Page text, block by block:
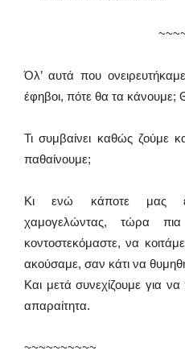
Όλ’ αυτά που
έφηβοι, πότε θα τα κάνουμε;
Τι συμβαίνει καθώς ζούμε
παθαίνουμε;
Κι ενώ κάποτε μας
χαμογελώντας, τώρα
κοντοστεκόμαστε, να
ακούσαμε, σαν κάτι να
Και μετά συνεχίζουμε για
απαραίτητα.
~~~~~~~~~~